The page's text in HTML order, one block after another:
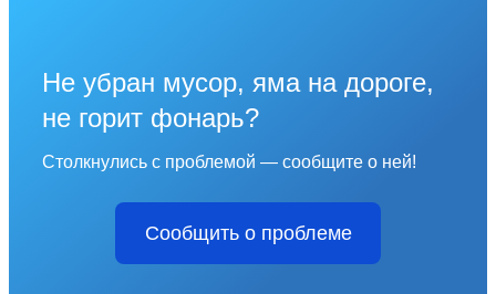
Не убран мусор, яма на дороге,
не горит фонарь?
Столкнулись с проблемой — сообщите о ней!
Сообщить о проблеме